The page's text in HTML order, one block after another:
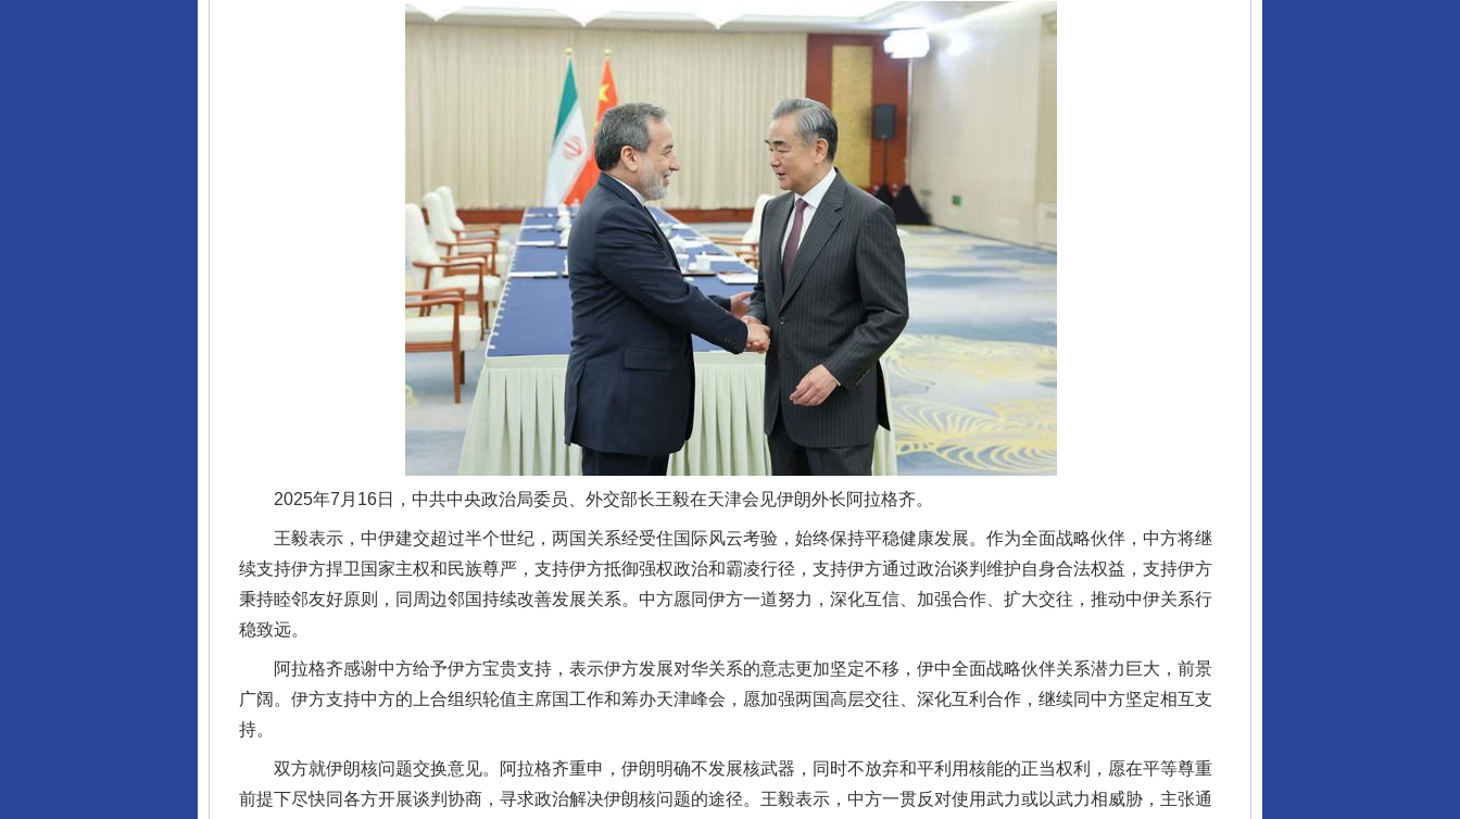
2025年7月16日，中共中央政治局委员、外交部长王毅在天津会见伊朗外长阿拉格齐。
王毅表示，中伊建交超过半个世纪，两国关系经受住国际风云考验，始终保持平稳健康发展。作为全面战略伙伴，中方将继
续支持伊方捍卫国家主权和民族尊严，支持伊方抵御强权政治和霸凌行径，支持伊方通过政治谈判维护自身合法权益，支持伊方
秉持睦邻友好原则，同周边邻国持续改善发展关系。中方愿同伊方一道努力，深化互信、加强合作、扩大交往，推动中伊关系行
稳致远。
阿拉格齐感谢中方给予伊方宝贵支持，表示伊方发展对华关系的意志更加坚定不移，伊中全面战略伙伴关系潜力巨大，前景
广阔。伊方支持中方的上合组织轮值主席国工作和筹办天津峰会，愿加强两国高层交往、深化互利合作，继续同中方坚定相互支
持。
双方就伊朗核问题交换意见。阿拉格齐重申，伊朗明确不发展核武器，同时不放弃和平利用核能的正当权利，愿在平等尊重
前提下尽快同各方开展谈判协商，寻求政治解决伊朗核问题的途径。王毅表示，中方一贯反对使用武力或以武力相威胁，主张通